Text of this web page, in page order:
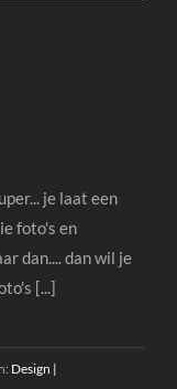
je laat een
foto's en
dan.... dan wil je
[...]
Design |